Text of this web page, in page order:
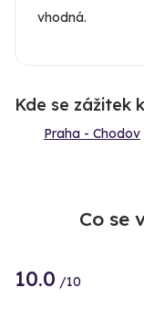
vhodná.
Kde se zážitek
Praha - Chodov
Co se
10.0 /10